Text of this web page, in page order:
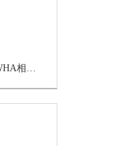
EOCR-IFBZ韩国三和SAMWHA相序保护器